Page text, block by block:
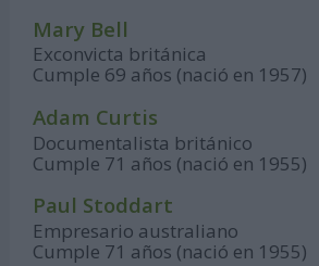
Mary Bell
Exconvicta británica
Cumple 69 años (nació en 1957)
Adam Curtis
Documentalista británico
Cumple 71 años (nació en 1955)
Paul Stoddart
Empresario australiano
Cumple 71 años (nació en 1955)